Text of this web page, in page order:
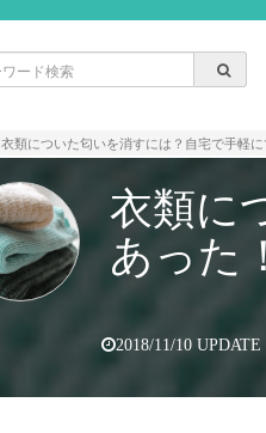
衣類についた匂いを消すには？自宅で手軽に
衣類に
あった！
2018/11/10 UPDATE